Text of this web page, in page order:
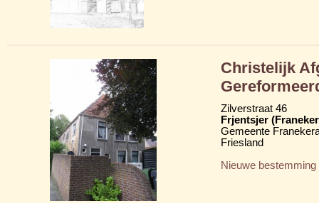
Christelijk
Zilverstraat 46
Frjentsjer
Gemeente
Friesland
Nieuwe bestemming